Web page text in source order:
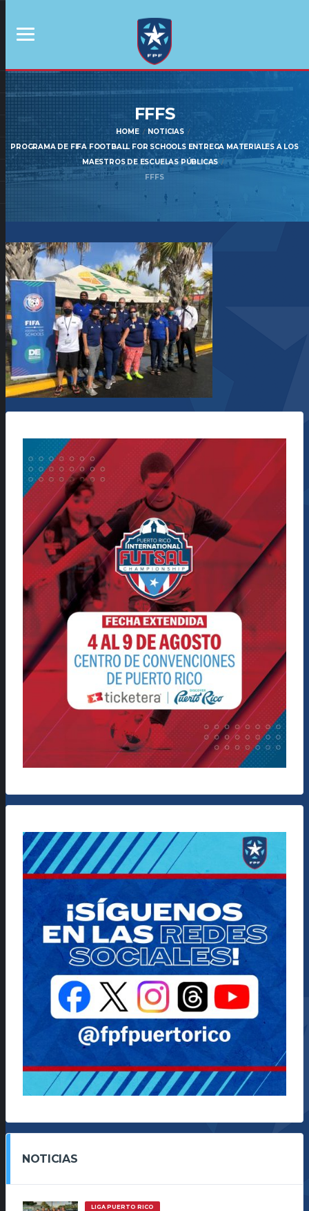
FFFS
HOME
NOTICIAS
PROGRAMA DE FIFA FOOTBALL FOR SCHOOLS ENTREGA MATERIALES A LOS
MAESTROS DE ESCUELAS PÚBLICAS
FFFS
NOTICIAS
LIGA PUERTO RICO